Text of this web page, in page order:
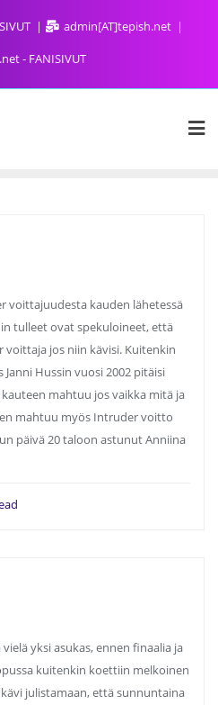
admin[AT]tepish.net
- FANISIVUT
voittajuudesta kauden lähetessä
tulleet ovat spekuloineet, että
jos niin kävisi. Kuitenkin
Hussin vuosi 2002 pitäisi
mahtuu jos vaikka mitä ja
mahtuu myös Intruder voitto
päivä 20 taloon astunut Anniina
yksi asukas, ennen finaalia ja
kuitenkin koettiin melkoinen
julistamaan, että sunnuntaina